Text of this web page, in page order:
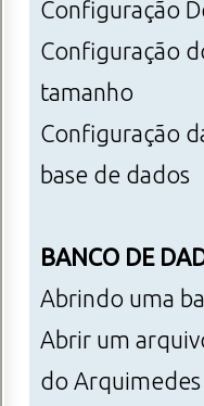
Configuração
Configuração
tamanho
Configuração
base de dados
BANCO DE
Abrindo uma
Abrir um
do Arquimedes